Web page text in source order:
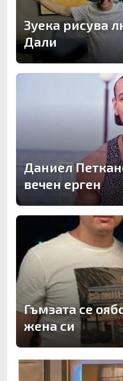
Зуека рисува
Дали
Даниел
вечен ерген
Гъмзата се
жена си